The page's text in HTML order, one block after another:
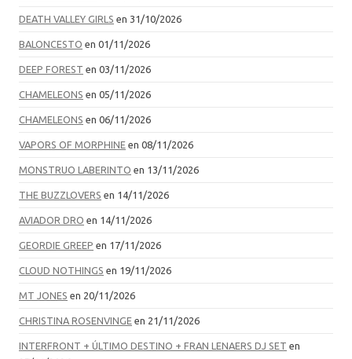
DEATH VALLEY GIRLS en 31/10/2026
BALONCESTO en 01/11/2026
DEEP FOREST en 03/11/2026
CHAMELEONS en 05/11/2026
CHAMELEONS en 06/11/2026
VAPORS OF MORPHINE en 08/11/2026
MONSTRUO LABERINTO en 13/11/2026
THE BUZZLOVERS en 14/11/2026
AVIADOR DRO en 14/11/2026
GEORDIE GREEP en 17/11/2026
CLOUD NOTHINGS en 19/11/2026
MT JONES en 20/11/2026
CHRISTINA ROSENVINGE en 21/11/2026
INTERFRONT + ÚLTIMO DESTINO + FRAN LENAERS DJ SET en